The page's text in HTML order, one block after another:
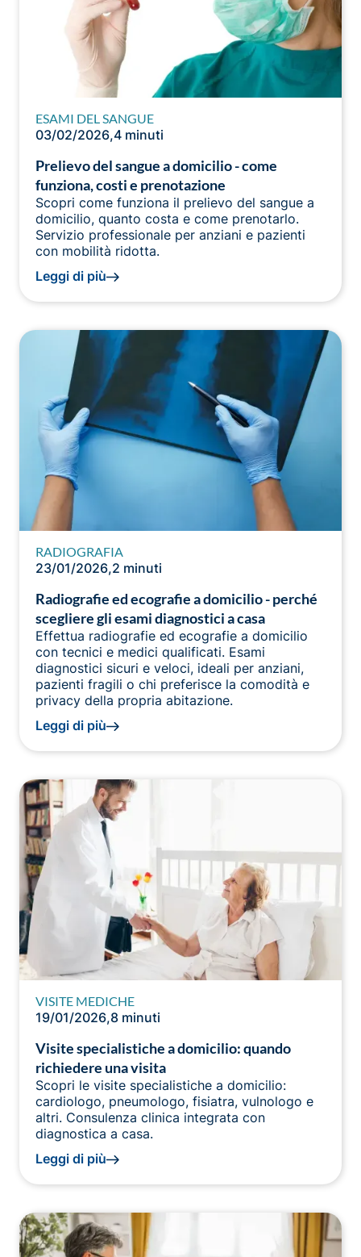
ESAMI DEL SANGUE
03/02/2026,4 minuti
Prelievo del sangue a domicilio - come
funziona, costi e prenotazione
Scopri come funziona il prelievo del sangue a
domicilio, quanto costa e come prenotarlo.
Servizio professionale per anziani e pazienti
con mobilità ridotta.
Leggi di più
RADIOGRAFIA
23/01/2026,2 minuti
Radiografie ed ecografie a domicilio - perché
scegliere gli esami diagnostici a casa
Effettua radiografie ed ecografie a domicilio
con tecnici e medici qualificati. Esami
diagnostici sicuri e veloci, ideali per anziani,
pazienti fragili o chi preferisce la comodità e
privacy della propria abitazione.
Leggi di più
VISITE MEDICHE
19/01/2026,8 minuti
Visite specialistiche a domicilio: quando
richiedere una visita
Scopri le visite specialistiche a domicilio:
cardiologo, pneumologo, fisiatra, vulnologo e
altri. Consulenza clinica integrata con
diagnostica a casa.
Leggi di più